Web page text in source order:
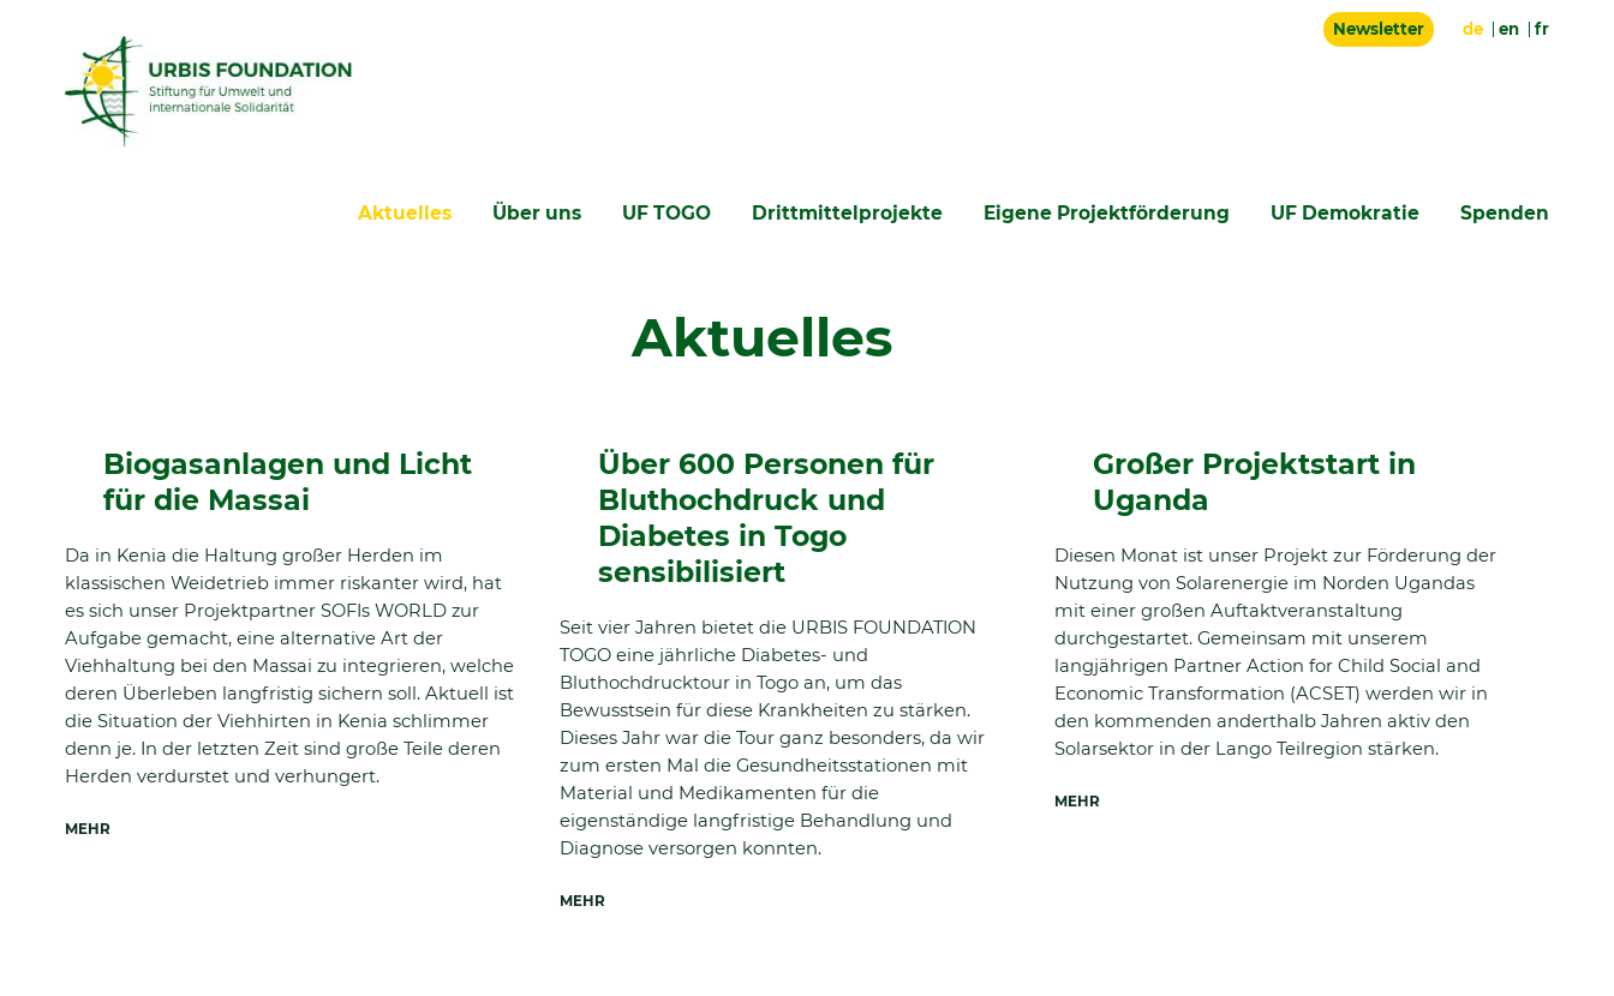
Newsletter de en fr
Navigation
Aktuelles Über uns UF TOGO Drittmittelprojekte Eigene Projektförderung UF Demokratie Spenden
Aktuelles
Biogasanlagen und Licht
für die Massai
Da in Kenia die Haltung großer Herden im
klassischen Weidetrieb immer riskanter wird, hat
es sich unser Projektpartner SOFIs WORLD zur
Aufgabe gemacht, eine alternative Art der
Viehhaltung bei den Massai zu integrieren, welche
deren Überleben langfristig sichern soll.Aktuell ist
die Situation der Viehhirten in Kenia schlimmer
denn je. In der letzten Zeit sind große Teile deren
Herden verdurstet und verhungert.
MEHR
Über 600 Personen für
Bluthochdruck und
Diabetes in Togo
sensibilisiert
Seit vier Jahren bietet die URBIS FOUNDATION
TOGO eine jährliche Diabetes- und
Bluthochdrucktour in Togo an, um das
Bewusstsein für diese Krankheiten zu stärken.
Dieses Jahr war die Tour ganz besonders, da wir
zum ersten Mal die Gesundheitsstationen mit
Material und Medikamenten für die
eigenständige langfristige Behandlung und
Diagnose versorgen konnten.
MEHR
Großer Projektstart in
Uganda
Diesen Monat ist unser Projekt zur Förderung der
Nutzung von Solarenergie im Norden Ugandas
mit einer großen Auftaktveranstaltung
durchgestartet. Gemeinsam mit unserem
langjährigen Partner Action for Child Social and
Economic Transformation (ACSET) werden wir in
den kommenden anderthalb Jahren aktiv den
Solarsektor in der Lango Teilregion stärken.
MEHR